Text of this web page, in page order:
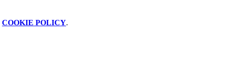
COOKIE POLICY.